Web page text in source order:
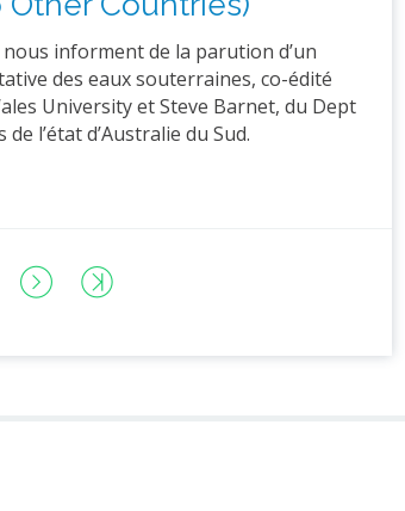
informent de la parution d’un
des eaux souterraines, co-édité
University et Steve Barnet, du Dept
l’état d’Australie du Sud.